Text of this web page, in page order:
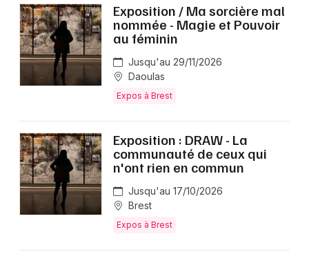
Exposition / Ma sorcière mal
nommée - Magie et Pouvoir
au féminin
Jusqu'au 29/11/2026
Daoulas
Expos à Brest
Exposition : DRAW - La
communauté de ceux qui
n'ont rien en commun
Jusqu'au 17/10/2026
Brest
Expos à Brest